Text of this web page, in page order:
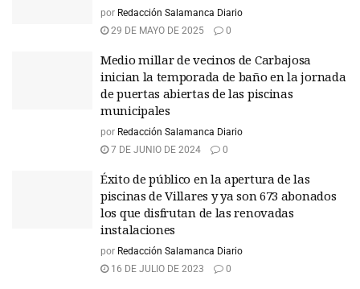
por Redacción Salamanca Diario
29 DE MAYO DE 2025
0
Medio millar de vecinos de Carbajosa
inician la temporada de baño en la jornada
de puertas abiertas de las piscinas
municipales
por Redacción Salamanca Diario
7 DE JUNIO DE 2024
0
Éxito de público en la apertura de las
piscinas de Villares y ya son 673 abonados
los que disfrutan de las renovadas
instalaciones
por Redacción Salamanca Diario
16 DE JULIO DE 2023
0